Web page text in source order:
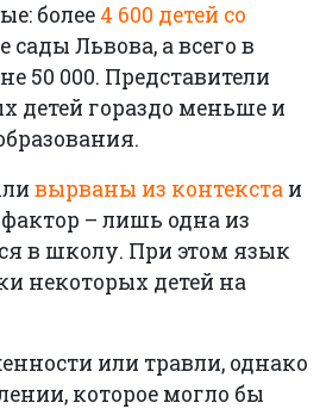
более 4 600 детей со
Львова, а всего в
50 000. Представители
детей гораздо меньше и
вырваны из контекста и
– лишь одна из
в школу. При этом язык
некоторых детей на
или травли, однако
которое могло бы